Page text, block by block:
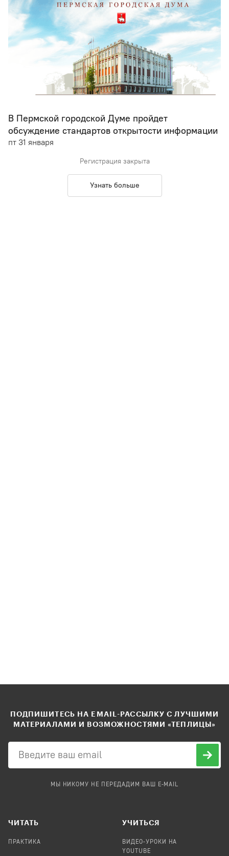
В Пермской городской Думе пройдет
обсуждение стандартов открытости информации
пт 31 января
Регистрация закрыта
Узнать больше
ПОДПИШИТЕСЬ НА EMAIL-РАССЫЛКУ С ЛУЧШИМИ
МАТЕРИАЛАМИ И ВОЗМОЖНОСТЯМИ «ТЕПЛИЦЫ»
МЫ НИКОМУ НЕ ПЕРЕДАДИМ ВАШ E-MAIL
ЧИТАТЬ
ПРАКТИКА
УЧИТЬСЯ
ВИДЕО-УРОКИ НА
YOUTUBE